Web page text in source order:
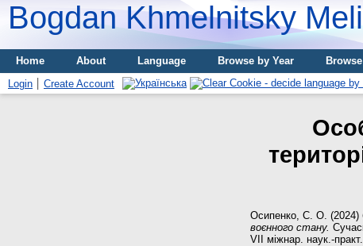
Bogdan Khmelnitsky
Home About Language Browse by Year
Login
Create Account
Осипенко, С. О. (2024)
воєнного стану.
VII міжнар. наук.-